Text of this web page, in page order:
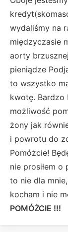
wydaliśmy na
międzyczasie
aorty
pieniądze
to wszystko
kwotę. Bardzo
możliwość
żony jak
i powrotu do
Pomóżcie!
nie prosiłem
to nie dla
kocham i nie
POMÓŻCIE !!!